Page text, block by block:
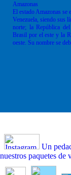
Amazonas
El estado Amazonas se
Venezuela, siendo sus
norte; la República
Brasil por el este y la
oeste. Su nombre se
Un
nuestros paquetes de